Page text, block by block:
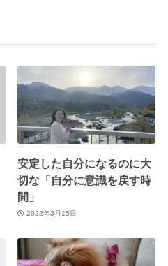
安定した自分になるのに大
切な「自分に意識を戻す時
間」
2022年3月15日